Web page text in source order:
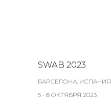
SWAB 2023
БАРСЕЛОНА, ИСПАНИЯ
5 - 8 ОКТЯБРЯ 2023